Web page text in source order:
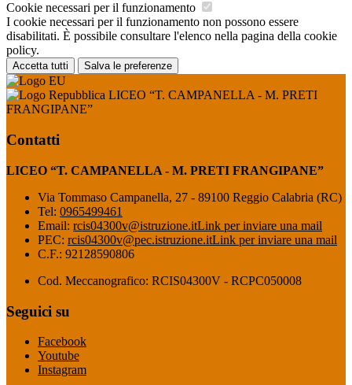
Cookie necessari per il funzionamento
I cookie necessari per il funzionamento non possono essere
disabilitati. È possibile consultare l'elenco nella pagina della cookie
policy.
Accetta tutti Salva le preferenze
LICEO “T. CAMPANELLA - M. PRETI
FRANGIPANE”
Contatti
LICEO “T. CAMPANELLA - M. PRETI FRANGIPANE”
Via Tommaso Campanella, 27 - 89100 Reggio Calabria (RC)
Tel: 0965499461
Email: rcis04300v@istruzione.itLink per inviare una mail
PEC: rcis04300v@pec.istruzione.itLink per inviare una mail
C.F.: 92128590806
Cod. Meccanografico: RCIS04300V - RCPC050008
Seguici su
Facebook
Youtube
Instagram